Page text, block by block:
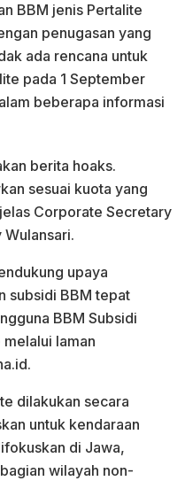
BBM jenis Pertalite
penugasan yang
ada rencana untuk
pada 1 September
beberapa informasi
berita hoaks.
sesuai kuota yang
Corporate Secretary
Wulansari.
upaya
subsidi BBM tepat
BBM Subsidi
laman
dilakukan secara
untuk kendaraan
di Jawa,
wilayah non-